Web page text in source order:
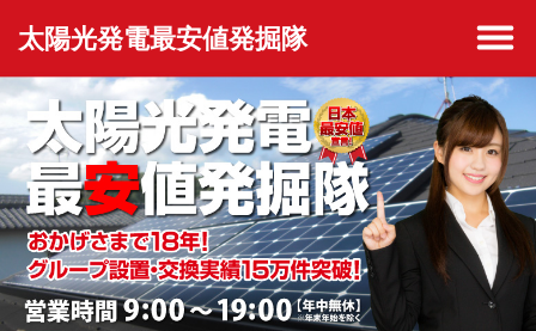
太陽光発電最安値発掘隊